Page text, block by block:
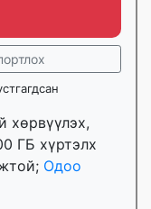
хөрвүүлэх,
ГБ хүртэлх
Одоо